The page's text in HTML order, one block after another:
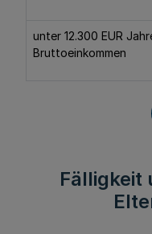
unter 12.300 EUR
Bruttoeinkommen
Fälligkeit